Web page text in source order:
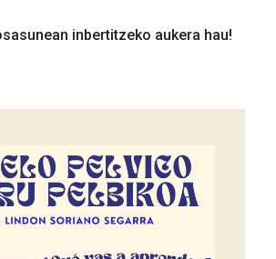
inbertitzeko aukera hau!